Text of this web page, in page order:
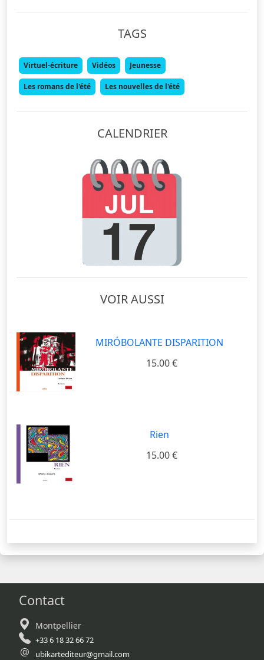
TAGS
Virtuel-écriture Vidéos Jeunesse
Les romans de l'été Les nouvelles de l'été
CALENDRIER
VOIR AUSSI
MIRÓBOLANTE DISPARITION
15.00 €
Rien
15.00 €
Contact
Montpellier
+33 6 18 32 66 72
ubikartediteur@gmail.com